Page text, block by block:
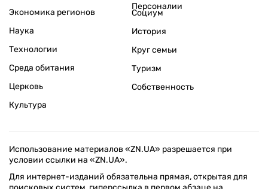
Экономика регионов
Персоналии
Наука
Технологии
Среда обитания
Церковь
Культура
Социум
История
Круг семьи
Туризм
Собственность
Использование материалов «ZN.UA» разрешается при
условии ссылки на «ZN.UA».
Для интернет-изданий обязательна прямая, открытая для